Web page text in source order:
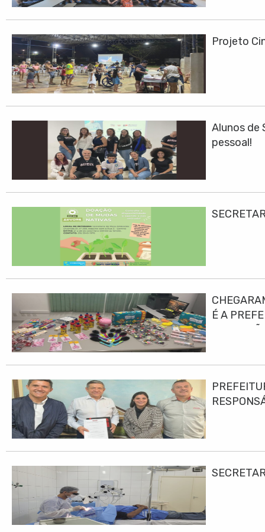
Projeto
Alunos de
pessoal!
É A